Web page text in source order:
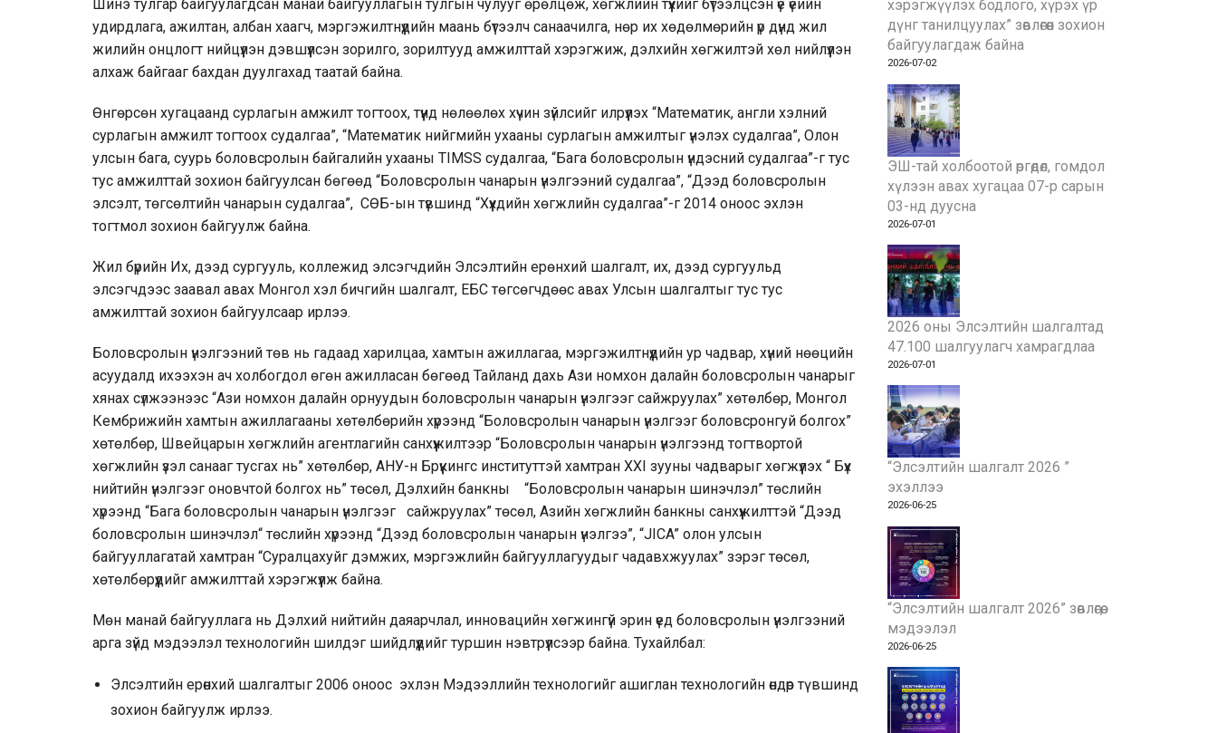
Шинэ тулгар байгуулагдсан манай байгууллагын тулгын чулууг өрөлцөж, хөгжлийн түүхийг бүтээлцсэн үе үеийн
удирдлага, ажилтан, албан хаагч, мэргэжилтнүүдийн маань бүтээлч санаачилга, нөр их хөдөлмөрийн үр дүнд жил
жилийн онцлогт нийцүүлэн дэвшүүлсэн зорилго, зорилтууд амжилттай хэрэгжиж, дэлхийн хөгжилтэй хөл нийлүүлэн
алхаж байгааг бахдан дуулгахад таатай байна.
Өнгөрсөн хугацаанд сурлагын амжилт тогтоох, түүнд нөлөөлөх хүчин зүйлсийг илрүүлэх “Математик, англи хэлний
сурлагын амжилт тогтоох судалгаа”, “Математик нийгмийн ухааны сурлагын амжилтыг үнэлэх судалгаа”, Олон
улсын бага, суурь боловсролын байгалийн ухааны TIMSS судалгаа, “Бага боловсролын үндэсний судалгаа”-г тус
тус амжилттай зохион байгуулсан бөгөөд “Боловсролын чанарын үнэлгээний судалгаа”, “Дээд боловсролын
элсэлт, төгсөлтийн чанарын судалгаа”, СӨБ-ын түвшинд “Хүүхдийн хөгжлийн судалгаа”-г 2014 оноос эхлэн
тогтмол зохион байгуулж байна.
Жил бүрийн Их, дээд сургууль, коллежид элсэгчдийн Элсэлтийн ерөнхий шалгалт, их, дээд сургуульд
элсэгчдээс заавал авах Монгол хэл бичгийн шалгалт, ЕБС төгсөгчдөөс авах Улсын шалгалтыг тус тус
амжилттай зохион байгуулсаар ирлээ.
Боловсролын үнэлгээний төв нь гадаад харилцаа, хамтын ажиллагаа, мэргэжилтнүүдийн ур чадвар, хүний нөөцийн
асуудалд ихээхэн ач холбогдол өгөн ажилласан бөгөөд Тайланд дахь Ази номхон далайн боловсролын чанарыг
хянах сүлжээнээс “Ази номхон далайн орнуудын боловсролын чанарын үнэлгээг сайжруулах” хөтөлбөр, Монгол
Кембрижийн хамтын ажиллагааны хөтөлбөрийн хүрээнд “Боловсролын чанарын үнэлгээг боловсронгуй болгох”
хөтөлбөр, Швейцарын хөгжлийн агентлагийн санхүүжилтээр “Боловсролын чанарын үнэлгээнд тогтвортой
хөгжлийн үзэл санааг тусгах нь” хөтөлбөр, АНУ-н Брүүкингс институттэй хамтран XXI зууны чадварыг хөгжүүлэх “ Бүх
нийтийн үнэлгээг оновчтой болгох нь” төсөл, Дэлхийн банкны “Боловсролын чанарын шинэчлэл” төслийн
хүрээнд “Бага боловсролын чанарын үнэлгээг сайжруулах” төсөл, Азийн хөгжлийн банкны санхүүжилттэй “Дээд
боловсролын шинэчлэл“ төслийн хүрээнд “Дээд боловсролын чанарын үнэлгээ”, “JICA” олон улсын
байгууллагатай хамтран “Суралцахуйг дэмжих, мэргэжлийн байгууллагуудыг чадавхжуулах” зэрэг төсөл,
хөтөлбөрүүдийг амжилттай хэрэгжүүлж байна.
Мөн манай байгууллага нь Дэлхий нийтийн даяарчлал, инновацийн хөгжингүй эрин үед боловсролын үнэлгээний
арга зүйд мэдээлэл технологийн шилдэг шийдлүүдийг туршин нэвтрүүлсээр байна. Тухайлбал:
Элсэлтийн ерөнхий шалгалтыг 2006 оноос эхлэн Мэдээллийн технологийг ашиглан технологийн өндөр түвшинд
зохион байгуулж ирлээ.
хэрэгжүүлэх бодлого, хүрэх үр
дүнг танилцуулах” зөвлөгөөн зохион
байгуулагдаж байна
2026-07-02
ЭШ-тай холбоотой өргөдөл, гомдол
хүлээн авах хугацаа 07-р сарын
03-нд дуусна
2026-07-01
2026 оны Элсэлтийн шалгалтад
47.100 шалгуулагч хамрагдлаа
2026-07-01
“Элсэлтийн шалгалт 2026 ”
эхэллээ
2026-06-25
“Элсэлтийн шалгалт 2026” зөвлөгөө,
мэдээлэл
2026-06-25